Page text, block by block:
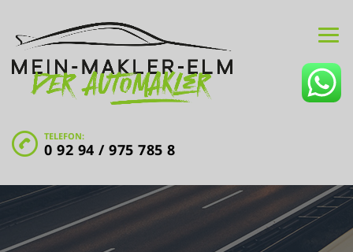
TELEFON:
0 92 94 / 975 785 8